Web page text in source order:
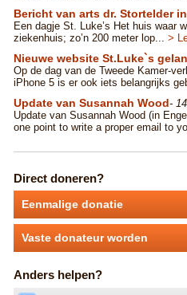
Bericht van arts dr. Stortelder in
Een dagje St. Luke’s Het huis waar
ziekenhuis; zo’n 200 meter lop... >
Nieuwe website St.Luke`s
Op de dag van de Tweede Kamer-
iPhone 5 is er ook iets belangrijks
Update van Susannah Wood-
Update van Susannah Wood (in
one point to write a proper email to
Direct doneren?
Eenmalige donatie
Vaste donateur worden
Anders helpen?